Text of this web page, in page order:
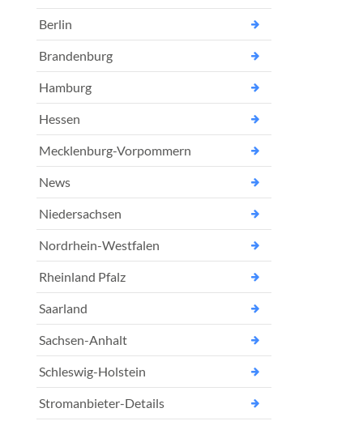
Berlin
Brandenburg
Hamburg
Hessen
Mecklenburg-Vorpommern
News
Niedersachsen
Nordrhein-Westfalen
Rheinland Pfalz
Saarland
Sachsen-Anhalt
Schleswig-Holstein
Stromanbieter-Details